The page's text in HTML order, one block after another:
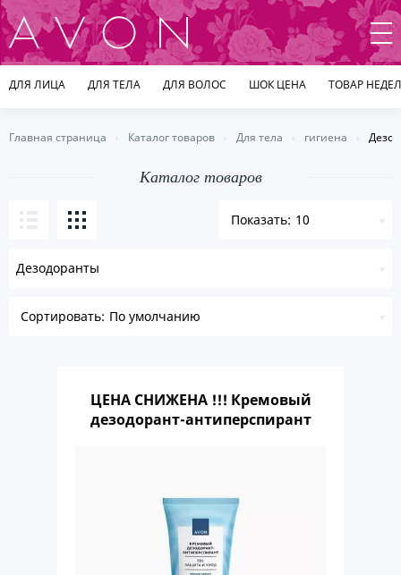
ДЛЯ ЛИЦА ДЛЯ ТЕЛА ДЛЯ ВОЛОС ШОК ЦЕНА ТОВАР
Главная страница Каталог товаров Для тела гигиена
Каталог товаров
Дезодоранты
По умолчанию
10
ЦЕНА СНИЖЕНА !!! Кремовый
дезодорант-антиперспирант